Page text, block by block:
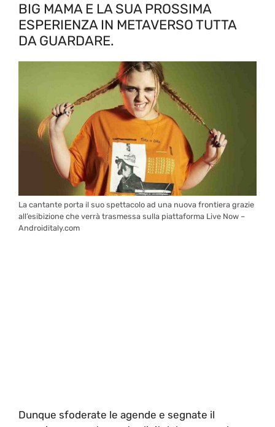
BIG MAMA E LA SUA PROSSIMA
ESPERIENZA IN METAVERSO TUTTA
DA GUARDARE.
La cantante porta il suo spettacolo ad una nuova frontiera grazie
all’esibizione che verrà trasmessa sulla piattaforma Live Now –
Androiditaly.com
Dunque sfoderate le agende e segnate il